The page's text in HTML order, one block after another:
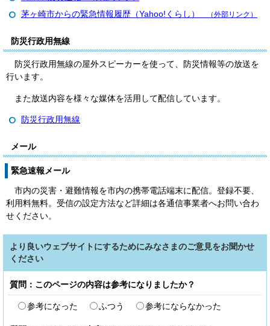
茅ヶ崎市からの緊急情報履歴（Yahoo!くらし） （外部リンク）
防災行政用無線
防災行政用無線の屋外スピーカーを使って、防災情報等の放送を
行います。
また放送内容を様々な媒体を活用して配信しています。
防災行政用無線
メール
緊急速報メール
市内の災害・避難情報を市内の携帯電話端末に配信。登録不要、
利用料無料。受信の設定方法など詳細は各通信事業者へお問い合わ
せください。
より良いウェブサイトにするためにみなさまのご意見をお聞かせ
ください
質問：このページの内容は参考になりましたか？
参考になった ふつう 参考にならなかった